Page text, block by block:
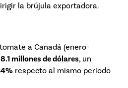
la brújula exportadora.
a Canadá (enero-
8.1 millones de dólares, un
respecto al mismo periodo